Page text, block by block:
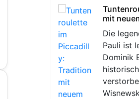
mit
Die
Pauli ist
Dominik